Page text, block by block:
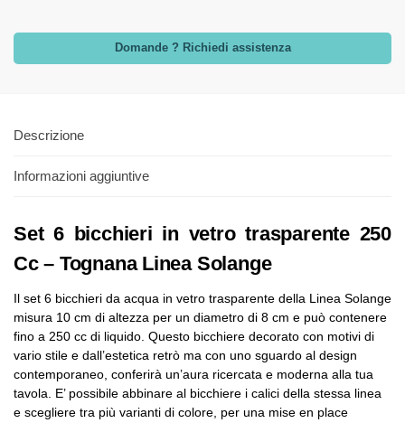
Domande ? Richiedi assistenza
Descrizione
Informazioni aggiuntive
Set 6 bicchieri in vetro trasparente 250
Cc – Tognana Linea Solange
Il set 6 bicchieri da acqua in vetro trasparente della Linea Solange
misura 10 cm di altezza per un diametro di 8 cm e può contenere
fino a 250 cc di liquido. Questo bicchiere decorato con motivi di
vario stile e dall’estetica retrò ma con uno sguardo al design
contemporaneo, conferirà un’aura ricercata e moderna alla tua
tavola. E’ possibile abbinare al bicchiere i calici della stessa linea
e scegliere tra più varianti di colore, per una mise en place